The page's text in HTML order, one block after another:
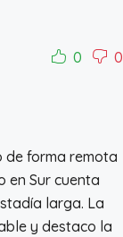
0 0
de forma remota
en Sur cuenta
larga. La
y destaco la